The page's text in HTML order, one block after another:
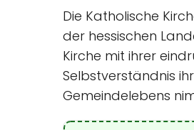
Die Katholische
der hessischen
Kirche mit ihrer
Selbstverständnis
Gemeindelebens